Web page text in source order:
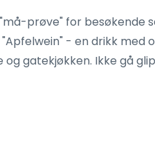
prøve" for besøkende
- en drikk med
gatekjøkken. Ikke gå